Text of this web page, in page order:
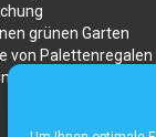
grünen Garten
von Palettenregalen